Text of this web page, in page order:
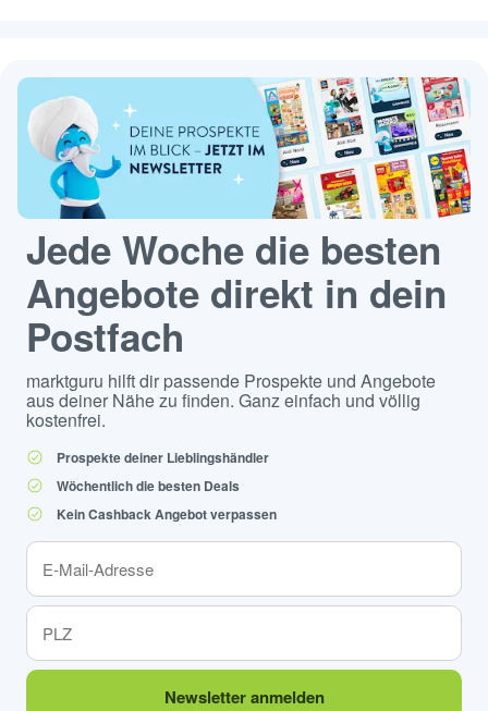
Jede Woche die besten
Angebote direkt in dein
Postfach
marktguru hilft dir passende Prospekte und Angebote
aus deiner Nähe zu finden. Ganz einfach und völlig
kostenfrei.
Prospekte deiner Lieblingshändler
Wöchentlich die besten Deals
Kein Cashback Angebot verpassen
Newsletter anmelden